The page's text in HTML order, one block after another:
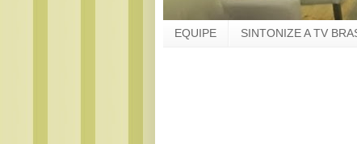
EQUIPE SINTONIZE A TV